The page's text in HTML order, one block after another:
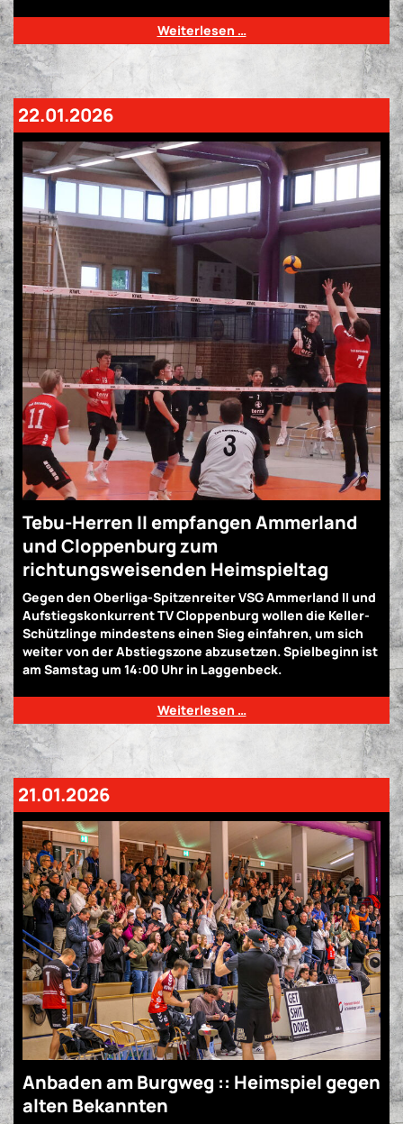
Weiterlesen …
22.01.2026
Tebu-Herren II empfangen Ammerland
und Cloppenburg zum
richtungsweisenden Heimspieltag
Gegen den Oberliga-Spitzenreiter VSG Ammerland II und
Aufstiegskonkurrent TV Cloppenburg wollen die Keller-
Schützlinge mindestens einen Sieg einfahren, um sich
weiter von der Abstiegszone abzusetzen. Spielbeginn ist
am Samstag um 14:00 Uhr in Laggenbeck.
Weiterlesen …
21.01.2026
Anbaden am Burgweg :: Heimspiel gegen
alten Bekannten